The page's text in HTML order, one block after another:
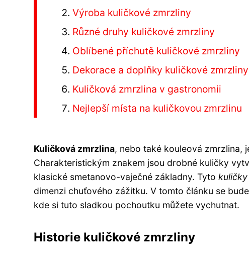
Výroba kuličkové zmrzliny
Různé druhy kuličkové zmrzliny
Oblíbené příchutě kuličkové zmrzliny
Dekorace a doplňky kuličkové zmrzliny
Kuličková zmrzlina v gastronomii
Nejlepší místa na kuličkovou zmrzlinu
Kuličková zmrzlina, nebo také kouleová zmrzlina,
Charakteristickým znakem jsou drobné kuličky
klasické smetanovo-vaječné základny. Tyto kuličky
dimenzi chuťového zážitku. V tomto článku se
kde si tuto sladkou pochoutku můžete vychutnat.
Historie kuličkové zmrzliny